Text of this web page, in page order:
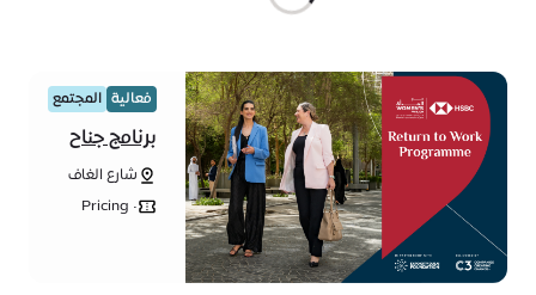
فعالية المجتمع
برنامج جناح
المرأة للعودة
إلى العمل
بالشراكة مع
شارع الغاف
وشارع الغروب
Pricing •